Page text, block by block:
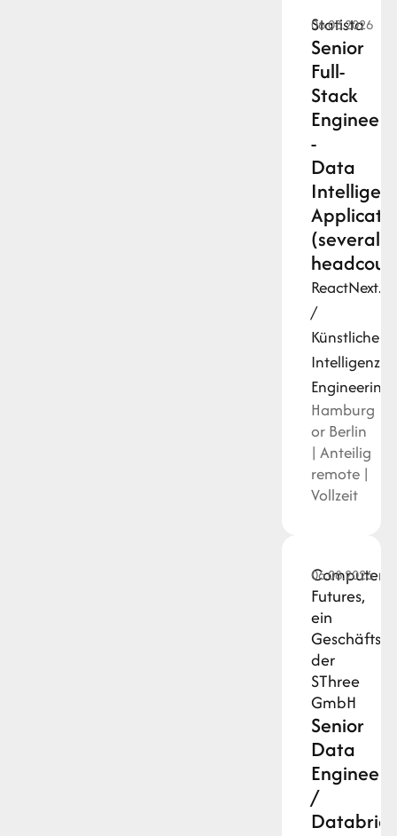
Statista
Senior
Full-
Stack
Engineer
-
Data
(several
06.08.2026
ReactNext.js
/
Künstliche
Intelligenz
Engineering
Hamburg
or Berlin
| Anteilig
remote |
Vollzeit
Computer
Futures,
ein
der
SThree
GmbH
Senior
Data
Engineer
/
06.08.2026